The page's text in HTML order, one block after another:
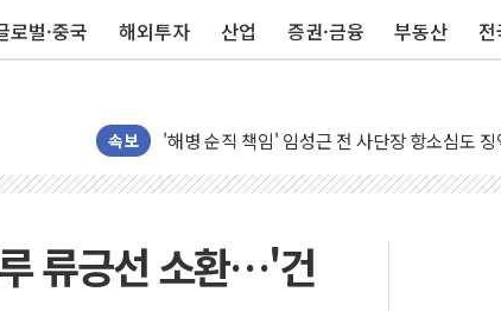
로벌·중국 해외투자 산업 증권·금융 부동산
속보
전남광주 화정역 인근 도로 4중 추돌…1명 심
헥토이노베이션, 상반기 매출 첫 2000억원 돌
우리은행, 고창해상풍력에 4000억 금융 지원
민병덕 "오늘 67개 점포 영업 재개...장바구니
하나금융이 쏘아 올린 CIFO, 금융지주 포용금
류긍선 소환…'건